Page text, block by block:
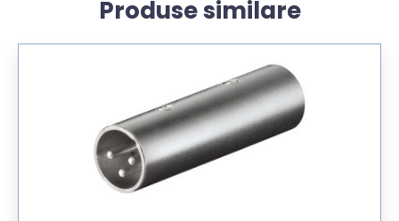
Produse similare